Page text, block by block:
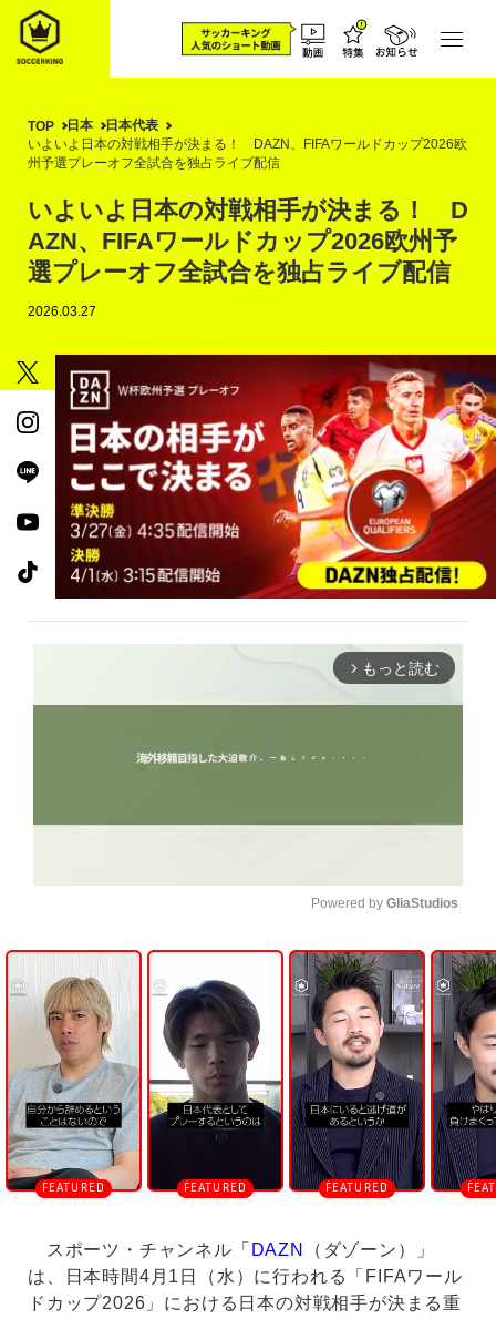
TOP 日本
日本代表
いよいよ日本の対戦相手が決まる！ DAZN、FIFAワールドカップ2026欧
州予選プレーオフ全試合を独占ライブ配信
いよいよ日本の対戦相手が決まる！ D
AZN、FIFAワールドカップ2026欧州予
選プレーオフ全試合を独占ライブ配信
2026.03.27
arrow_forward_ios もっと読む
U
n
m
u
t
e
Powered by GliaStudios
スポーツ・チャンネル「 DAZN
（ダゾーン）」
は、日本時間4月1日（水）に行われる「FIFAワール
ドカップ2026」における日本の対戦相手が決まる重